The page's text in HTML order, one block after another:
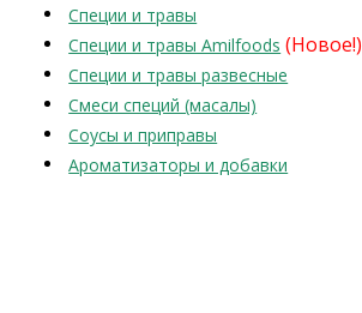
Специи и травы
Специи и травы Amilfoods (Новое!)
Специи и травы развесные
Смеси специй (масалы)
Соусы и приправы
Ароматизаторы и добавки